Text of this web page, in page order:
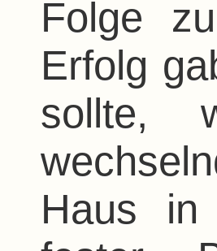
Folge
Erfolg
sollte,
Haus in